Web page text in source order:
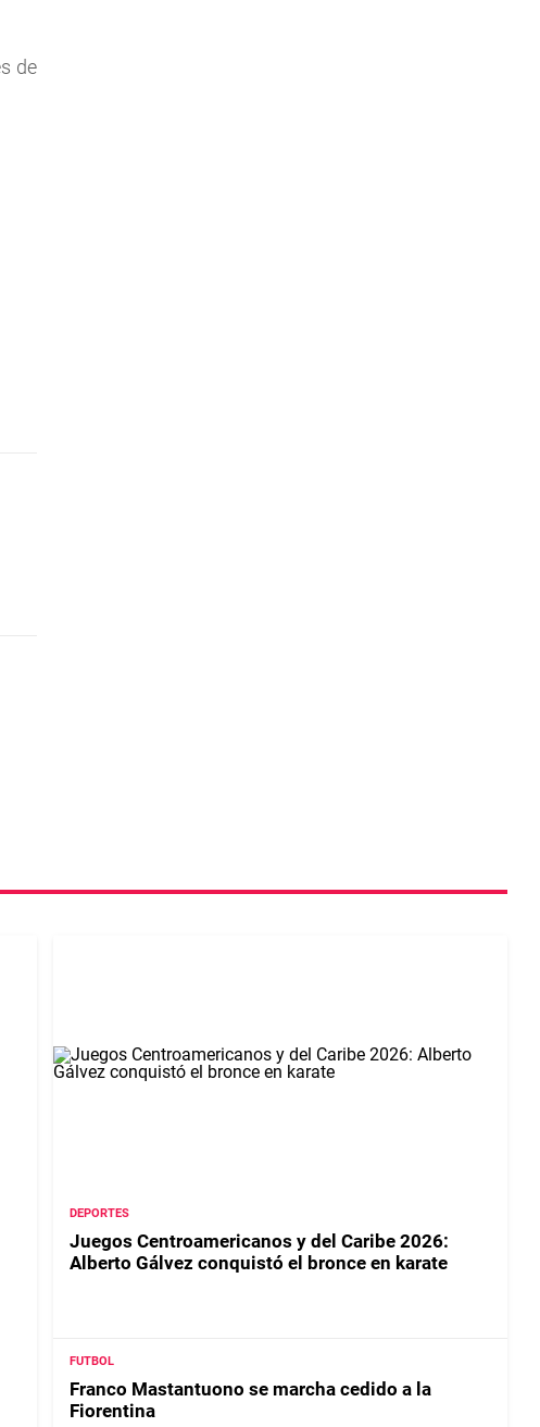
de
DEPORTES
Juegos Centroamericanos y del Caribe 2026:
Alberto Gálvez conquistó el bronce en karate
FUTBOL
Franco Mastantuono se marcha cedido a la
Fiorentina